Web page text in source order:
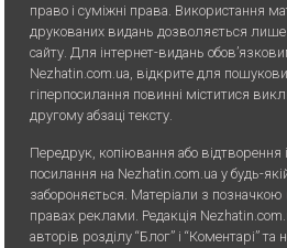
право і суміжні права. Використання
друкованих видань дозволяється лише
сайту. Для iнтернет-видань
Nezhatin.com.ua, відкрите для
гіперпосилання повинні міститися
другому абзаці тексту.
Передрук, копiювання або
посилання на Nezhatin.com.ua у будь-
забороняється. Матеріали з
правах реклами. Редакція
авторів розділу “Блог” і “Коментарі” та